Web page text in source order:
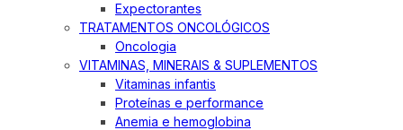
Expectorantes
TRATAMENTOS ONCOLÓGICOS
Oncologia
VITAMINAS, MINERAIS & SUPLEMENTOS
Vitaminas infantis
Proteínas e performance
Anemia e hemoglobina